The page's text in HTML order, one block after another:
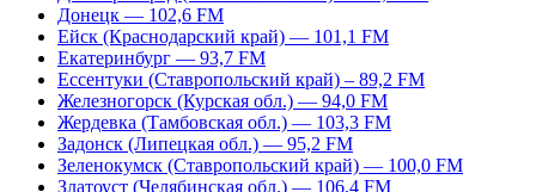
Донецк — 102,6 FM
Ейск (Краснодарский край) — 101,1 FM
Екатеринбург — 93,7 FM
Ессентуки (Ставропольский край) – 89,2 FM
Железногорск (Курская обл.) — 94,0 FM
Жердевка (Тамбовская обл.) — 103,3 FM
Задонск (Липецкая обл.) — 95,2 FM
Зеленокумск (Ставропольский край) — 100,0 FM
Златоуст (Челябинская обл.) — 106,4 FM